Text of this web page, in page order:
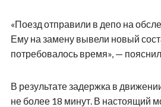
«Поезд отправили в депо на
Ему на замену вывели новый
потребовалось время», —
В результате задержка в
не более 18 минут. В настоящий